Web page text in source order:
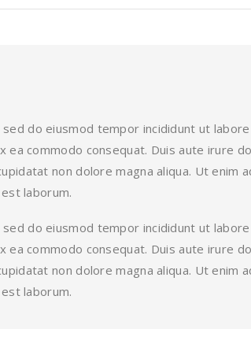
do eiusmod tempor incididunt ut
ea commodo consequat. Duis aute irure
non dolore magna aliqua. Ut enim
laborum.
do eiusmod tempor incididunt ut
ea commodo consequat. Duis aute irure
non dolore magna aliqua. Ut enim
laborum.